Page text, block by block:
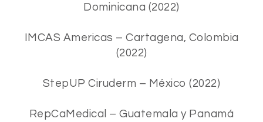
Dominicana (2022)
IMCAS Americas – Cartagena, Colombia
(2022)
StepUP Ciruderm – México (2022)
RepCaMedical – Guatemala y Panamá